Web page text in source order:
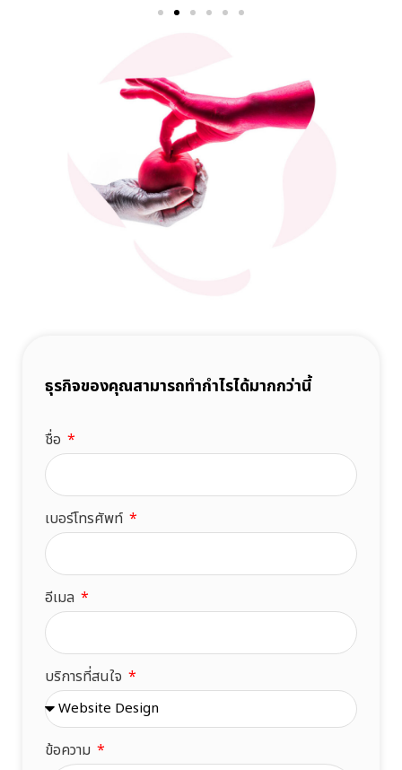
ธุรกิจของคุณสามารถทำกำไรได้มากกว่านี้
ชื่อ
เบอร์โทรศัพท์
อีเมล
บริการที่สนใจ
ข้อความ